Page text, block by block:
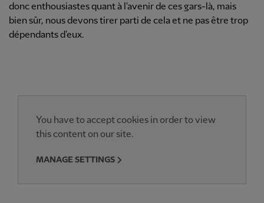
donc enthousiastes quant à l'avenir de ces gars-là, mais
bien sûr, nous devons tirer parti de cela et ne pas être trop
dépendants d'eux.
You have to accept cookies in order to view
this content on our site.
MANAGE SETTINGS